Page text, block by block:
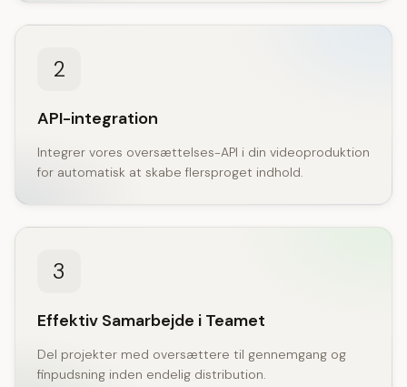
2
API-integration
Integrer vores oversættelses-API i din videoproduktion
for automatisk at skabe flersproget indhold.
3
Effektiv Samarbejde i Teamet
Del projekter med oversættere til gennemgang og
finpudsning inden endelig distribution.